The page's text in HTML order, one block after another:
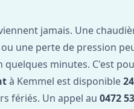
jamais. Une
une perte de pression
quelques minutes. C'est
à Kemmel est disponible
fériés. Un appel au 0472